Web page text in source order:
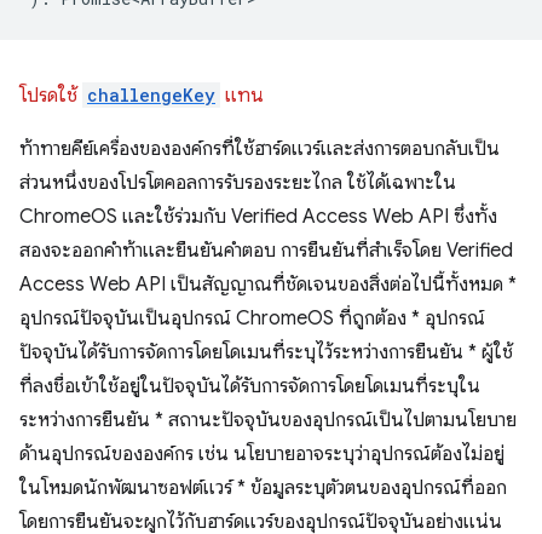
โปรดใช้ challengeKey แทน
ท้าทายคีย์เครื่องขององค์กรที่ใช้ฮาร์ดแวร์และส่งการตอบกลับเป็น
ส่วนหนึ่งของโปรโตคอลการรับรองระยะไกล ใช้ได้เฉพาะใน
ChromeOS และใช้ร่วมกับ Verified Access Web API ซึ่งทั้ง
สองจะออกคำท้าและยืนยันคำตอบ การยืนยันที่สำเร็จโดย Verified
Access Web API เป็นสัญญาณที่ชัดเจนของสิ่งต่อไปนี้ทั้งหมด *
อุปกรณ์ปัจจุบันเป็นอุปกรณ์ ChromeOS ที่ถูกต้อง * อุปกรณ์
ปัจจุบันได้รับการจัดการโดยโดเมนที่ระบุไว้ระหว่างการยืนยัน * ผู้ใช้
ที่ลงชื่อเข้าใช้อยู่ในปัจจุบันได้รับการจัดการโดยโดเมนที่ระบุใน
ระหว่างการยืนยัน * สถานะปัจจุบันของอุปกรณ์เป็นไปตามนโยบาย
ด้านอุปกรณ์ขององค์กร เช่น นโยบายอาจระบุว่าอุปกรณ์ต้องไม่อยู่
ในโหมดนักพัฒนาซอฟต์แวร์ * ข้อมูลระบุตัวตนของอุปกรณ์ที่ออก
โดยการยืนยันจะผูกไว้กับฮาร์ดแวร์ของอุปกรณ์ปัจจุบันอย่างแน่น